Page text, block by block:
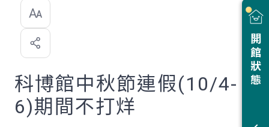
開館狀態
選
喜
歡
科博館中秋節連假(10/4-
6)期間不打烊